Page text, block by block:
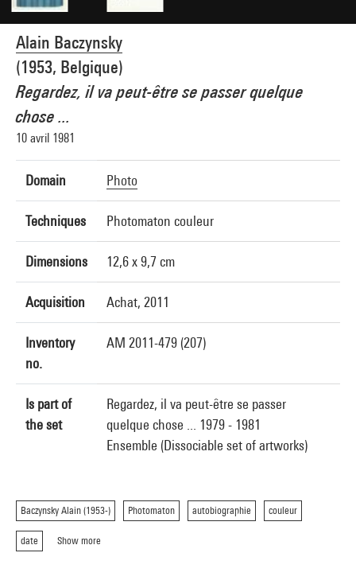
Alain Baczynsky
(1953, Belgique)
Regardez, il va peut-être se passer quelque
chose ...
10 avril 1981
Domain Photo
Techniques Photomaton couleur
Dimensions 12,6 x 9,7 cm
Acquisition Achat, 2011
Inventory
no.
AM 2011-479 (207)
Is part of
the set
Regardez, il va peut-être se passer
quelque chose ... 1979 - 1981
Ensemble (Dissociable set of artworks)
Baczynsky Alain (1953-) Photomaton autobiographie couleur
date Show more